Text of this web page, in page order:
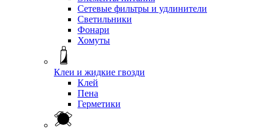
Сетевые фильтры и удлинители
Светильники
Фонари
Хомуты
Клеи и жидкие гвозди
Клей
Пена
Герметики